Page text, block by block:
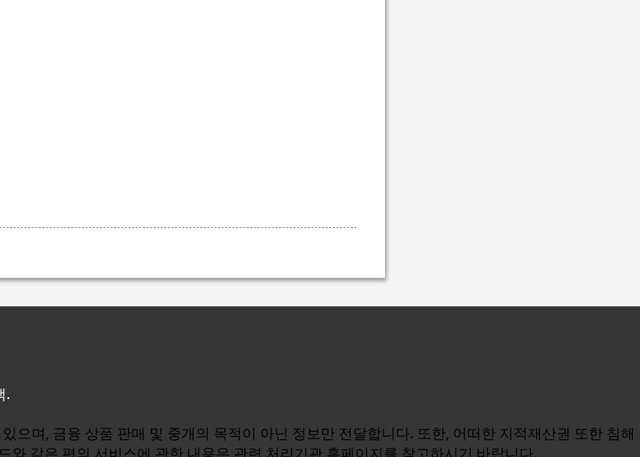
.
으며, 금융 상품 판매 및 중개의 목적이 아닌 정보만 전달합니다. 또한, 어떠한 지적재산권 또한 침해
와 같은 편의 서비스에 관한 내용은 관련 처리기관 홈페이지를 참고하시기 바랍니다.